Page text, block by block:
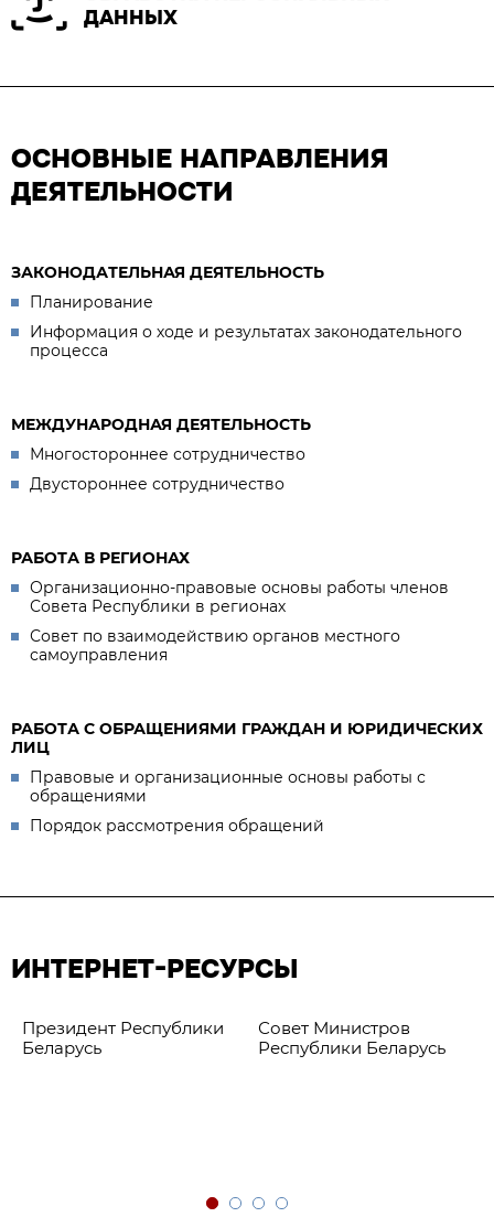
ДАННЫХ
ОСНОВНЫЕ НАПРАВЛЕНИЯ
ДЕЯТЕЛЬНОСТИ
ЗАКОНОДАТЕЛЬНАЯ ДЕЯТЕЛЬНОСТЬ
Планирование
Информация о ходе и результатах законодательного
процесса
МЕЖДУНАРОДНАЯ ДЕЯТЕЛЬНОСТЬ
Многостороннее сотрудничество
Двустороннее сотрудничество
РАБОТА В РЕГИОНАХ
Организационно-правовые основы работы членов
Совета Республики в регионах
Совет по взаимодействию органов местного
самоуправления
РАБОТА С ОБРАЩЕНИЯМИ ГРАЖДАН И ЮРИДИЧЕСКИХ
ЛИЦ
Правовые и организационные основы работы с
обращениями
Порядок рассмотрения обращений
ИНТЕРНЕТ-РЕСУРСЫ
Президент Республики
Беларусь
Совет Министров
Республики Беларусь